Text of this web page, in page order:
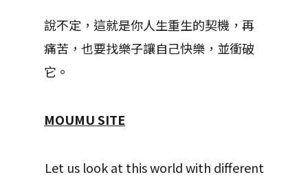
說不定，這就是你人生重生的契機，再
痛苦，也要找樂子讓自己快樂，並衝破
它。
MOUMU SITE
Let us look at this world with different